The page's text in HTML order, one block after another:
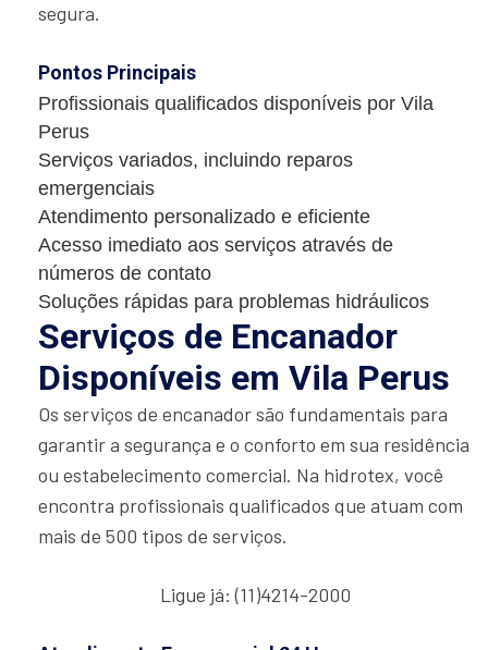
segura.
Pontos Principais
Profissionais qualificados disponíveis por Vila
Perus
Serviços variados, incluindo reparos
emergenciais
Atendimento personalizado e eficiente
Acesso imediato aos serviços através de
números de contato
Soluções rápidas para problemas hidráulicos
Serviços de Encanador
Disponíveis em Vila Perus
Os serviços de encanador são fundamentais para
garantir a segurança e o conforto em sua residência
ou estabelecimento comercial. Na hidrotex, você
encontra profissionais qualificados que atuam com
mais de 500 tipos de serviços.
Ligue já: (11)4214-2000